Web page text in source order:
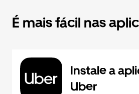
É mais fácil nas
Instale a
Uber